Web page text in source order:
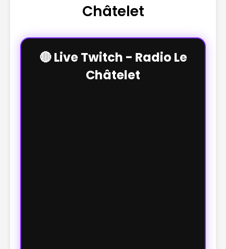
Châtelet
🔴 Live Twitch - Radio Le
Châtelet